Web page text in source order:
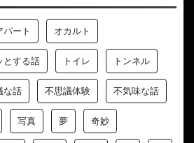
パート オカルト
とする話 トイレ トンネル
な話 不思議体験 不気味な話
写真 夢 奇妙